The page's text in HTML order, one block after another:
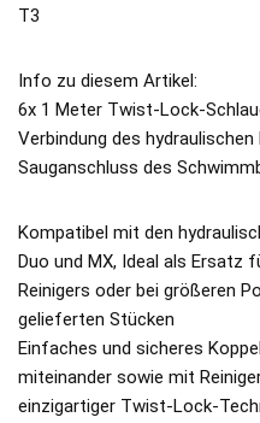
T3
Info zu diesem Artikel:
6x 1 Meter Twist-Lock-
Verbindung des
Sauganschluss des
Kompatibel mit den
Duo und MX, Ideal als Ersatz
Reinigers oder bei größeren
gelieferten Stücken
Einfaches und sicheres
miteinander sowie mit
einzigartiger Twist-Lock-